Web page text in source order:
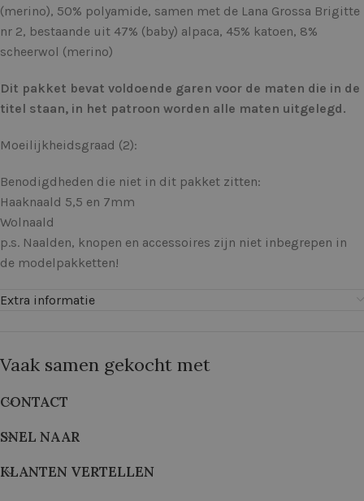
(merino), 50% polyamide, samen met de Lana Grossa Brigitte
nr 2, bestaande uit 47% (baby) alpaca, 45% katoen, 8%
scheerwol (merino)
Dit pakket bevat voldoende garen voor de maten die in de
titel staan, in het patroon worden alle maten uitgelegd.
Moeilijkheidsgraad (2):
Benodigdheden die niet in dit pakket zitten:
Haaknaald 5,5 en 7mm
Wolnaald
p.s. Naalden, knopen en accessoires zijn niet inbegrepen in
de modelpakketten!
Extra informatie
Vaak samen gekocht met
CONTACT
SNEL NAAR
KLANTEN VERTELLEN